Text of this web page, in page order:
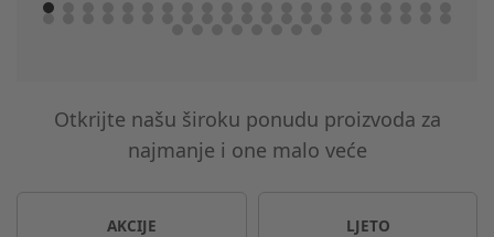
Otkrijte našu široku ponudu proizvoda za
najmanje i one malo veće
AKCIJE LJETO